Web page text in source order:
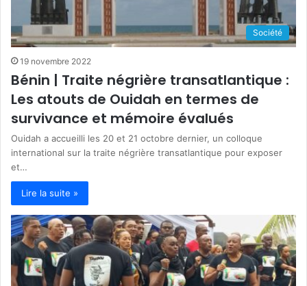
Société
19 novembre 2022
Bénin | Traite négrière transatlantique :
Les atouts de Ouidah en termes de
survivance et mémoire évalués
Ouidah a accueilli les 20 et 21 octobre dernier, un colloque
international sur la traite négrière transatlantique pour exposer
et…
Lire la suite »